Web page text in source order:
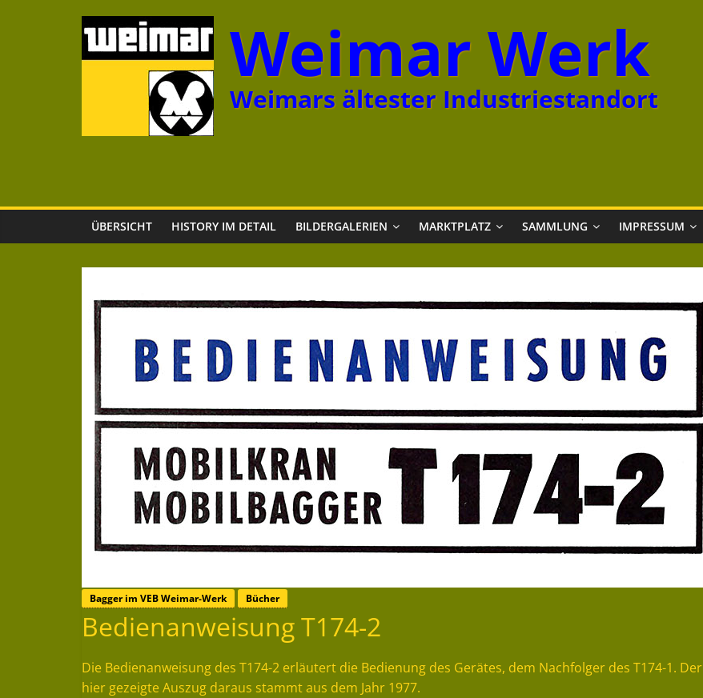
Weimar Werk
Weimars ältester Industriestandort
ÜBERSICHT HISTORY IM DETAIL BILDERGALERIEN MARKTPLATZ SAMMLUNG IMPRESSUM
Bagger im VEB Weimar-Werk Bücher
Bedienanweisung T174-2
Die Bedienanweisung des T174-2 erläutert die Bedienung des Gerätes, dem Nachfolger des T174-1. Der
hier gezeigte Auszug daraus stammt aus dem Jahr 1977.